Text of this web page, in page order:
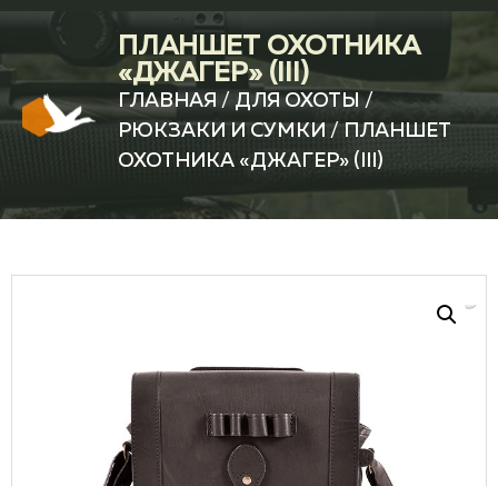
ПЛАНШЕТ ОХОТНИКА
«ДЖАГЕР» (III)
ГЛАВНАЯ / ДЛЯ ОХОТЫ/
РЮКЗАКИ И СУМКИ / ПЛАНШЕТ
ОХОТНИКА «ДЖАГЕР» (III)